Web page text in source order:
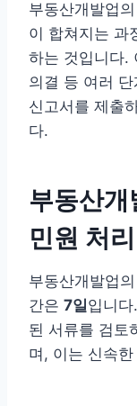
부동산개발업
이 합쳐지는 과
하는 것입니다.
의결 등 여러
신고서를 제출
다.
부동산
민원 처
부동산개발업
간은 7일입니
된 서류를 검토
며, 이는 신속